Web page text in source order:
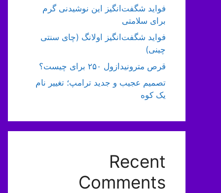
فواید شگفت‌انگیز این نوشیدنی گرم
برای سلامتی
فواید شگفت‌انگیز اولانگ (چای سنتی
چینی)
قرص مترونیدازول ۲۵۰ برای چیست؟
تصمیم عجیب و جدید ترامپ؛ تغییر نام
یک کوه
Recent
Comments